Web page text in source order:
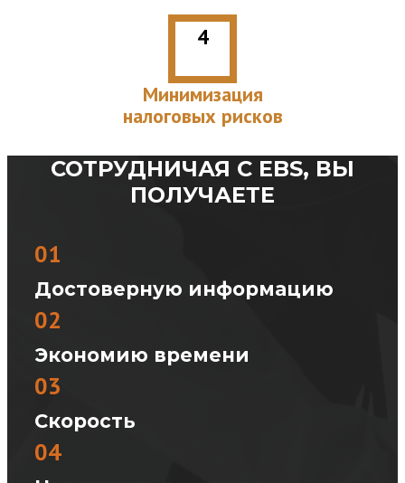
4
Минимизация
налоговых рисков
СОТРУДНИЧАЯ С EBS, ВЫ
ПОЛУЧАЕТЕ
01
Достоверную информацию
02
Экономию времени
03
Скорость
04